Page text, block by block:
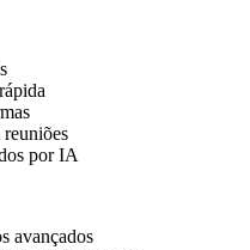
reuniões
por IA
avançados